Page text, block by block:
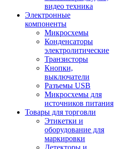
видео техника
Электронные
компоненты
Микросхемы
Конденсаторы
электролитические
Транзисторы
Кнопки,
выключатели
Разъемы USB
Микросхемы для
источников питания
Товары для торговли
Этикетки и
оборудование для
маркировки
Детекторы и